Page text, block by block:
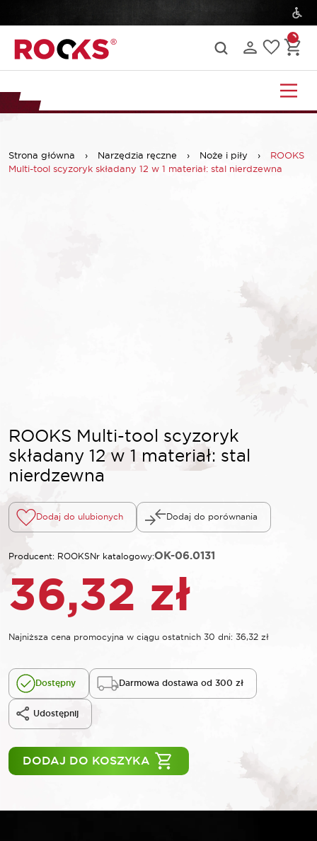
Strona główna › Narzędzia ręczne › Noże i piły ›
ROOKS
Multi-tool scyzoryk składany 12 w 1 materiał: stal nierdzewna
ROOKS Multi-tool scyzoryk
składany 12 w 1 materiał: stal
nierdzewna
Dodaj do ulubionych Dodaj do porównania
Producent: ROOKSNr katalogowy:OK-06.0131
36,32 zł
Najniższa cena promocyjna w ciągu ostatnich 30 dni: 36,32 zł
Dostępny Darmowa dostawa od 300 zł
Udostępnij
DODAJ DO KOSZYKA